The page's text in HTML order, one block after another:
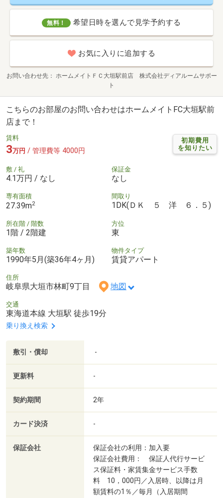
無料！ 希望日時を選んで見学予約する
お気に入りに追加する
お問い合わせ先
ホームメイトＦＣ大垣駅前店 株式会社ディアルームサポー
ト
こちらのお部屋のお問い合わせはホームメイトFC大垣駅前
店まで！
初期費用
を知りたい
賃料
3万円 / 管理費等 4000円
敷 / 礼
4.1万円 / なし
保証金
なし
専有面積
27.39m2
間取り
1DK(ＤＫ ５ 洋 ６．５)
所在階 / 階数
1階 / 2階建
方位
東
築年数
1990年5月(築36年4ヶ月)
物件タイプ
賃貸アパート
住所
岐阜県大垣市林町9丁目 地図
交通
東海道本線 大垣駅 徒歩19分
乗り換え検索
敷引・償却 -
更新料 -
契約期間 2年
カード決済 -
保証会社
保証会社の利用：加入要
保証会社費用： 保証人代行サービ
ス保証料・家賃集金サービス手数
料 10，000円／入居時、以降は月
額賃料の1％／毎月（入居期間